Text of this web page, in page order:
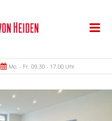
Mo. - Fr. 09.30 - 17.00 Uhr